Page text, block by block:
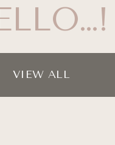
VIEW ALL